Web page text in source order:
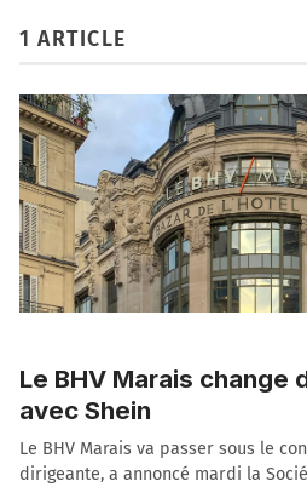
1 ARTICLE
Le BHV Marais change
avec Shein
Le BHV Marais va passer sous le
dirigeante, a annoncé mardi la